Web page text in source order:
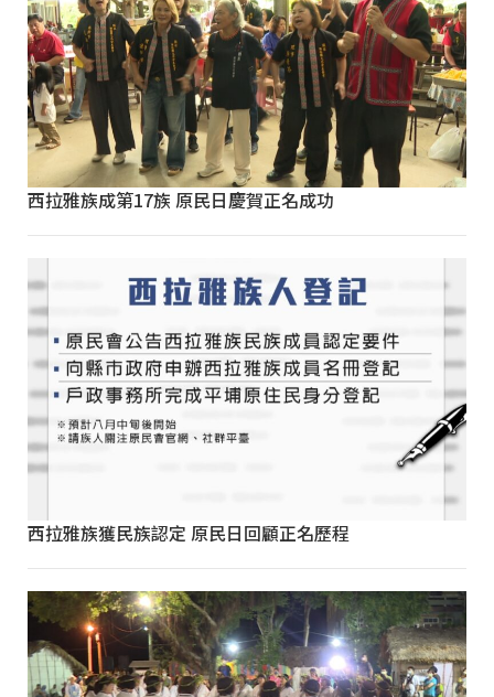
西拉雅族成第17族 原民日慶賀正名成功
西拉雅族獲民族認定 原民日回顧正名歷程